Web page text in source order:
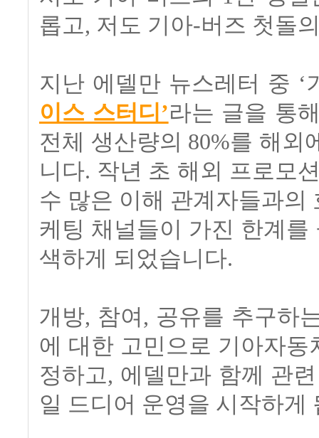
롭고, 저도 기아-버즈 첫돌
지난 에델만 뉴스레터 중
이스 스터디’라는 글을 통
전체 생산량의 80%를 해외
니다. 작년 초 해외 프로모
수 많은 이해 관계자들과의
케팅 채널들이 가진 한계
색하게 되었습니다.
개방, 참여, 공유를 추구하
에 대한 고민으로 기아자
정하고, 에델만과 함께 관
일 드디어 운영을 시작하게